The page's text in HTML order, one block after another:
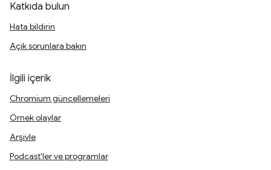
Katkıda bulun
Hata bildirin
Açık sorunlara bakın
İlgili içerik
Chromium güncellemeleri
Örnek olaylar
Arşivle
Podcast'ler ve programlar